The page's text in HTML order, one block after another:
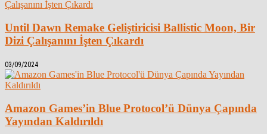
Until Dawn Remake Geliştiricisi Ballistic Moon, Bir
Dizi Çalışanını İşten Çıkardı
03/09/2024
Amazon Games’in Blue Protocol’ü Dünya Çapında
Yayından Kaldırıldı